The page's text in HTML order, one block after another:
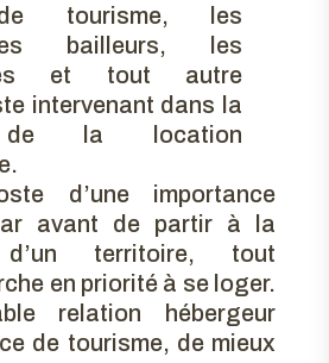
tourisme, les
bailleurs, les
et tout autre
intervenant dans la
de la location
d’une importance
avant de partir à la
d’un territoire, tout
en priorité à se loger.
relation hébergeur
de tourisme, de mieux